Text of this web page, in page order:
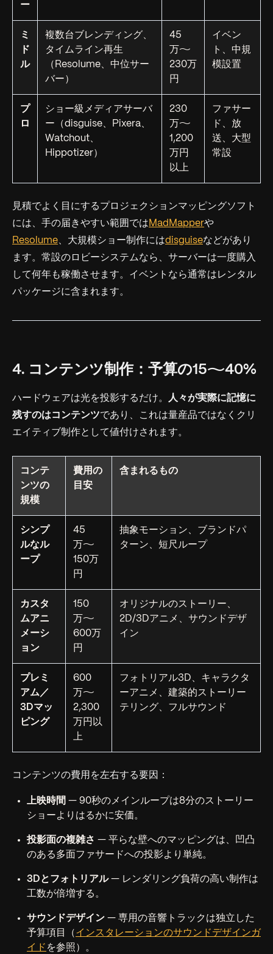
ー
ミ
ド
ル
複数台ブレンディング、
タイムライン再生
（Resolume、中位サー
バー）
45
万〜
230万
円
イベン
ト、中規
模設置
プ
ロ
ショー級メディアサーバ
ー（disguise、Pixera、
Watchout、
Hippotizer）
230
万〜
1,200
万円
以上
ファサー
ド、放
送、大型
常設
見積でよく目にするプロジェクションマッピングソフト
には、手の届きやすい範囲では MadMapperや
Resolume、大規模ショー制作にはdisguiseなどがあり
ます。常設のロビーシステムなら、サーバーは一度購入
して何年も稼働させます。イベントなら通常はレンタル
パッケージに含まれます。
4. コンテンツ制作：予算の15〜40%
ハードウェアは光を投影するだけ。
人々が実際に記憶に
残すのはコンテンツであり、これは量産品ではなくクリ
エイティブ制作として値付けされます。
コンテ
ンツの
規模
費用の
目安
含まれるもの
シンプ
ルなル
ープ
45
万〜
150万
円
抽象モーション、ブランドパ
ターン、短尺ループ
カスタ
ムアニ
メーシ
ョン
150
万〜
600万
円
オリジナルのストーリー、
2D/3Dアニメ、サウンドデザ
イン
プレミ
アム／
3Dマッ
ピング
600
万〜
2,300
万円以
上
フォトリアル3D、キャラクタ
ーアニメ、建築的ストーリー
テリング、フルサウンド
コンテンツの費用を左右する要因：
上映時間 — 90秒のメインループは8分のストーリー
ショーよりはるかに安価。
投影面の複雑さ — 平らな壁へのマッピングは、凹凸
のある多面ファサードへの投影より単純。
3Dとフォトリアル— レンダリング負荷の高い制作は
工数が倍増する。
サウンドデザイン — 専用の音響トラックは独立した
予算項目（ インスタレーションのサウンドデザインガ
イド を参照）。